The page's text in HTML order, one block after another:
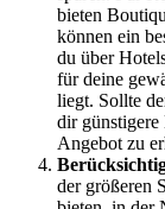
bieten
können ein
du über
für deine
liegt. Sollte
dir günstigere
Angebot zu
der größeren